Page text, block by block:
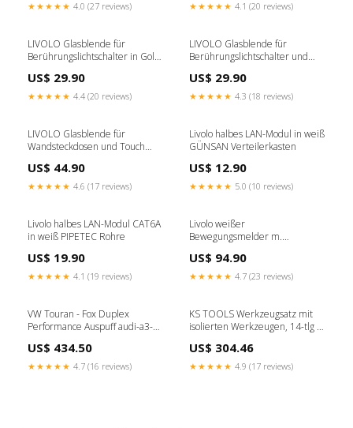
Geschenk Shopify
★★★★★ 4.0 (27 reviews) ★★★★★ 4.1 (20 reviews)
LIVOLO Glasblende für
Berührungslichtschalter in Gold
US$ 29.90
★★★★★ 4.4 (20 reviews)
LIVOLO Glasblende für
Berührungslichtschalter und
US$ 29.90
★★★★★ 4.3 (18 reviews)
LIVOLO Glasblende für
Wandsteckdosen und Touch
Rohre
US$ 44.90
★★★★★ 4.6 (17 reviews)
Livolo halbes LAN-Modul in weiß
GÜNSAN Verteilerkasten
US$ 12.90
★★★★★ 5.0 (10 reviews)
Livolo halbes LAN-Modul CAT6A
in weiß PIPETEC Rohre
US$ 19.90
★★★★★ 4.1 (19 reviews)
Livolo weißer
Bewegungsmelder m.
Rohre
US$ 94.90
★★★★★ 4.7 (23 reviews)
VW Touran - Fox Duplex
Performance Auspuff audi-a3-8l-
US$ 434.50
★★★★★ 4.7 (16 reviews)
KS TOOLS Werkzeugsatz mit
isolierten Werkzeugen, 14-tlg (
US$ 304.46
★★★★★ 4.9 (17 reviews)